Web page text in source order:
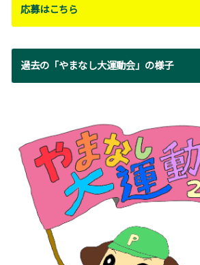
応募はこちら
過去の「やまなし大運動会」の様子